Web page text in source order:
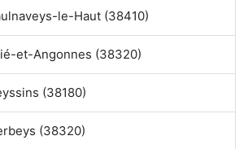
le-Haut (38410)
et-Angonnes (38320)
(38180)
(38320)